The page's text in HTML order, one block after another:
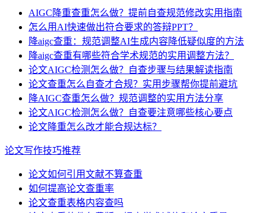
AIGC降重查重怎么做？提前自查规范修改实用指南
怎么用AI快速做出符合要求的答辩PPT？
降aigc查重：规范调整AI生成内容降低疑似度的方法
降aigc查重有哪些符合学术规范的实用调整方法？
论文AIGC检测怎么做？自查步骤与结果解读指南
论文查重怎么自查才合规？实用步骤帮你提前避坑
降AIGC查重怎么做？规范调整的实用方法分享
论文AIGC检测怎么做？自查要注意哪些核心要点
论文降重怎么改才能合规达标？
论文写作技巧推荐
论文如何引用文献不算查重
如何提高论文查重率
论文查重表格内容查吗